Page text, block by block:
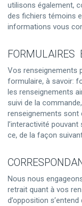
utilisons également,
des fichiers témoins
informations vous
FORMULAIRES
Vos renseignements
formulaire, à savoir:
les renseignements
suivi de la
renseignements sont
l’interactivité
ce, de la façon
Nous nous
retrait quant à vos
d’opposition